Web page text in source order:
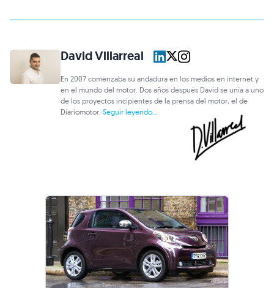
David Villarreal
En 2007 comenzaba su andadura en los medios en internet y
en el mundo del motor. Dos años después David se unía a uno
de los proyectos incipientes de la prensa del motor, el de
Diariomotor.Seguir leyendo...